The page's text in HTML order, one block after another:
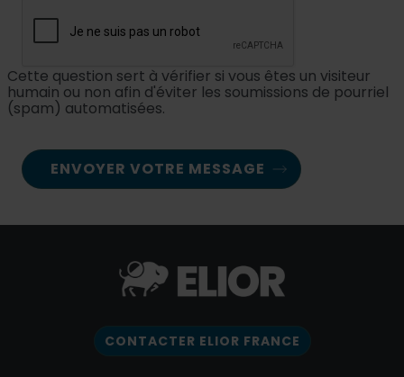
Cette question sert à vérifier si vous êtes un visiteur
humain ou non afin d'éviter les soumissions de pourriel
(spam) automatisées.
CONTACTER ELIOR FRANCE